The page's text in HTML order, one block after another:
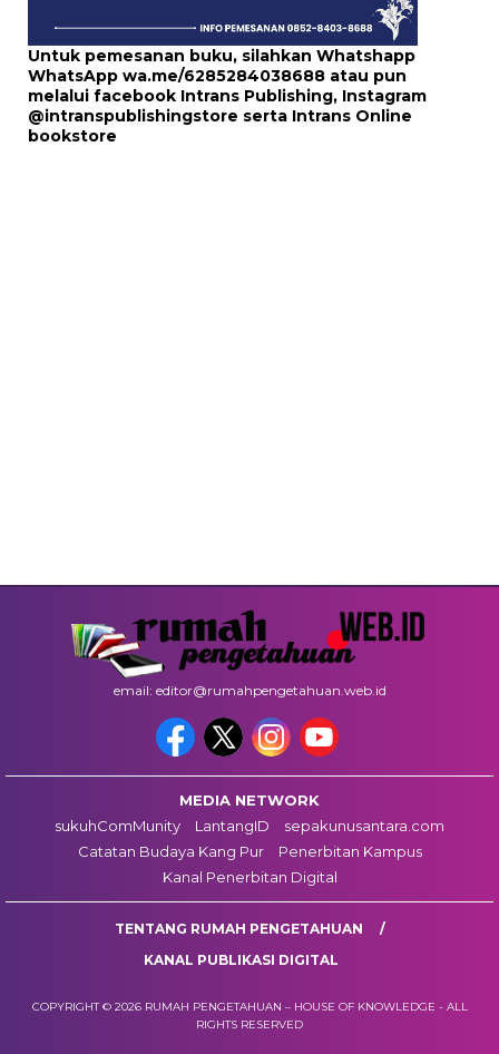
Untuk pemesanan buku, silahkan Whatshapp
WhatsApp wa.me/6285284038688 atau pun
melalui facebook Intrans Publishing, Instagram
@intranspublishingstore serta Intrans Online
bookstore
email: editor@rumahpengetahuan.web.id
MEDIA NETWORK
sukuhComMunity
LantangID
sepakunusantara.com
Catatan Budaya Kang Pur
Penerbitan Kampus
Kanal Penerbitan Digital
TENTANG RUMAH PENGETAHUAN
KANAL PUBLIKASI DIGITAL
COPYRIGHT © 2026 RUMAH PENGETAHUAN – HOUSE OF KNOWLEDGE - ALL
RIGHTS RESERVED